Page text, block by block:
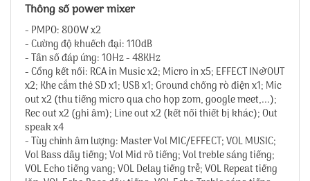
Thông số power mixer
- PMPO: 800W x2
- Cường độ khuếch đại: 110dB
- Tần số đáp ứng: 10Hz - 48KHz
- Cổng kết nối: RCA in Music x2; Micro in x5; EFFECT IN&OUT
x2; Khe cắm thẻ SD x1; USB x1; Ground chống rò điện x1; Mic
out x2 (thu tiếng micro qua cho họp zom, google meet,...);
Rec out x2 (ghi âm); Line out x2 (kết nối thiết bị khác); Out
speak x4
- Tùy chỉnh âm lượng: Master Vol MIC/EFFECT; VOL MUSIC;
Vol Bass dầy tiếng; Vol Mid rõ tiếng; Vol treble sáng tiếng;
VOL Echo tiếng vang; VOL Delay tiếng trễ; VOL Repeat tiếng